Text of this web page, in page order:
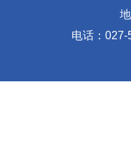
电话：